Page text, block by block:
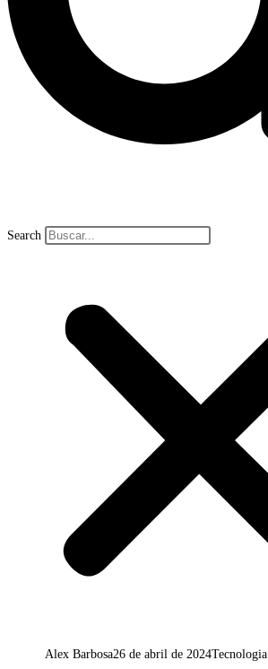
Search
Alex Barbosa26 de abril de 2024Tecnologia